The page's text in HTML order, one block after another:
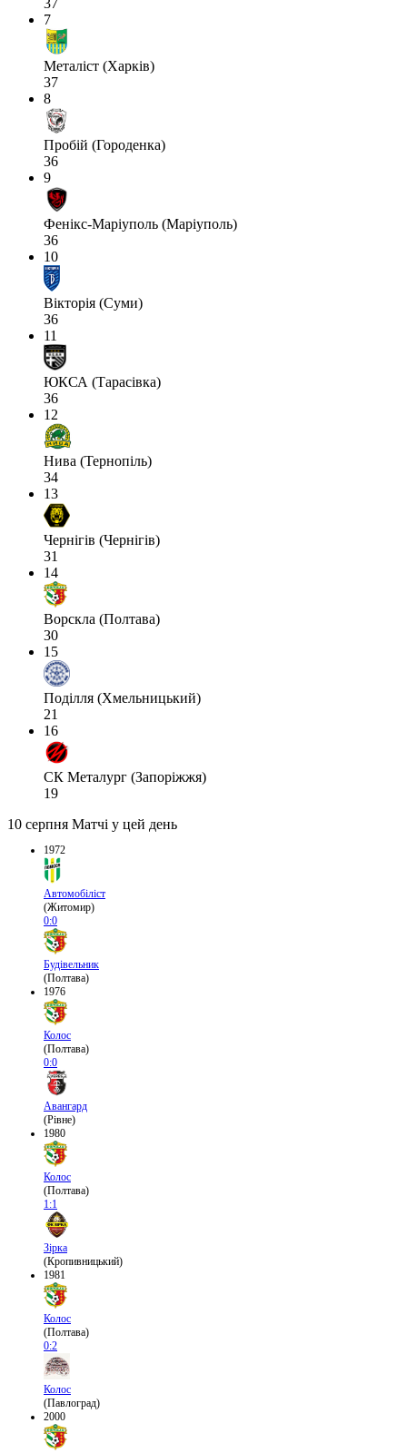
37
7
Металіст (Харків)
37
8
Пробій (Городенка)
36
9
Фенікс-Маріуполь (Маріуполь)
36
10
Вікторія (Суми)
36
11
ЮКСА (Тарасівка)
36
12
Нива (Тернопіль)
34
13
Чернігів (Чернігів)
31
14
Ворскла (Полтава)
30
15
Поділля (Хмельницький)
21
16
СК Металург (Запоріжжя)
19
10 серпня Матчі у цей день
1972
Автомобіліст
(Житомир)
0:0
Будівельник
(Полтава)
1976
Колос
(Полтава)
0:0
Авангард
(Рівне)
1980
Колос
(Полтава)
1:1
Зірка
(Кропивницький)
1981
Колос
(Полтава)
0:2
Колос
(Павлоград)
2000